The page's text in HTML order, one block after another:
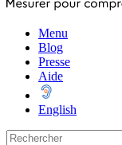
Menu
Blog
Presse
Aide
English